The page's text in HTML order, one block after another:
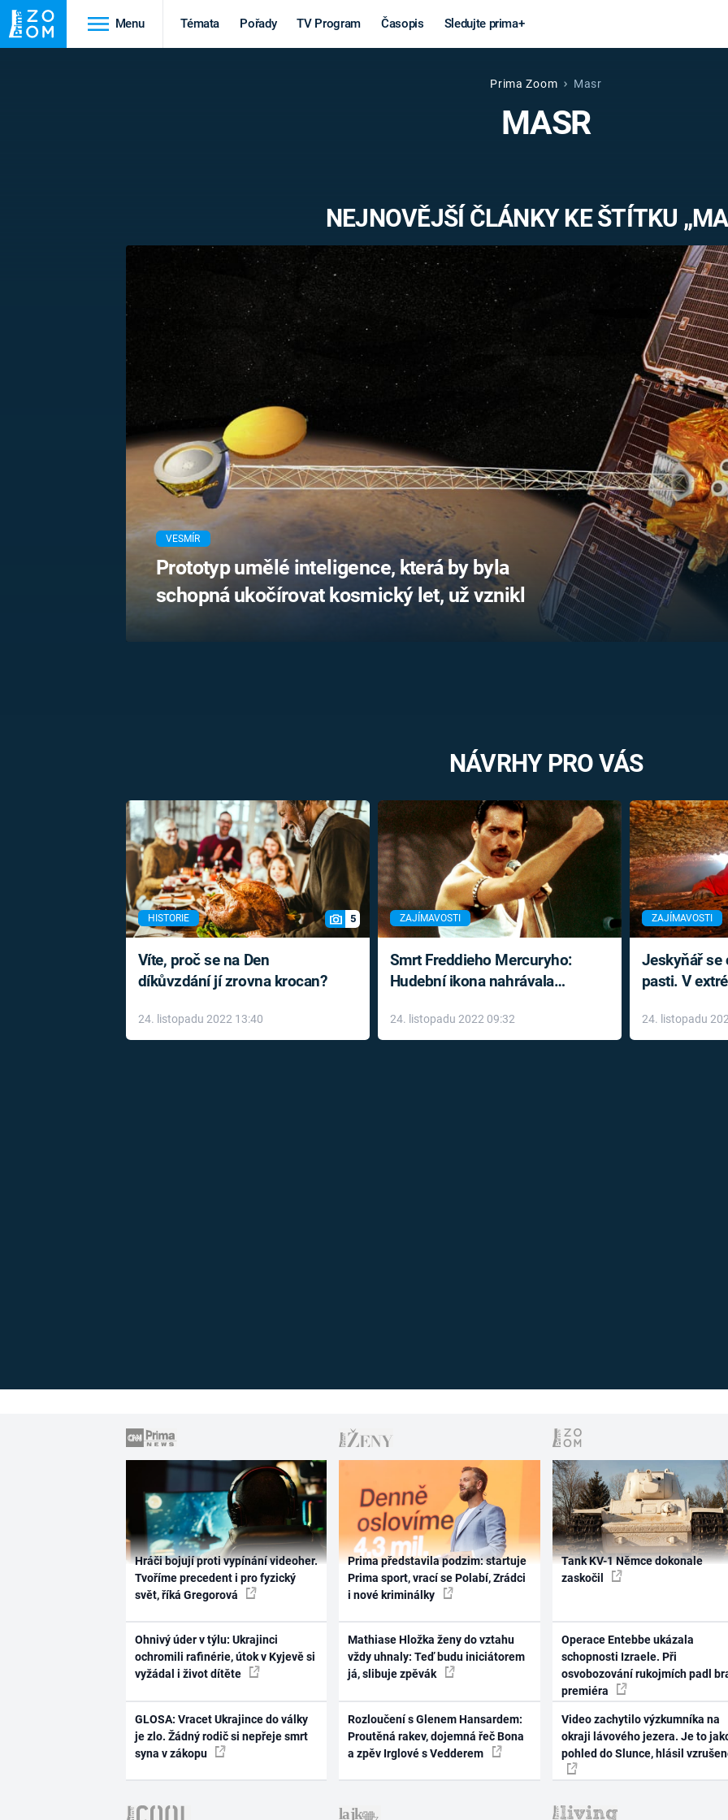
Menu Témata Pořady TV Program Časopis Sledujte prima+
STAROVĚKÝ EGYPT
Věda a
technika
MARS
VÁLEČNÉ
světová válka
Výročí
MARIE TEREZIE
NAPOLEON
BONAPARTE
BRITSKÁ
KRÁLOVSKÁ
RODINA
Záhady a
konspirace
MIMOZEMŠŤANÉ
UTAJENÉ PŘÍBĚHY
ČESKÝCH DĚJIN
ALTERNATIVNÍ
HISTORIE
FILMY
REALITA
HORORY
REALITA
OPTICKÉ
KLAMY
Prima Zoom Masr
MASR
NEJNOVĚJŠÍ ČLÁNKY KE ŠTÍTKU
VESMÍR
Prototyp umělé inteligence, která by byla
schopná ukočírovat kosmický let, už vznikl
NÁVRHY PRO VÁS
HISTORIE 5
Víte, proč se na Den
díkůvzdání jí zrovna krocan?
24. listopadu 2022 13:40
ZAJÍMAVOSTI
Smrt Freddieho Mercuryho:
Hudební ikona nahrávala
léky
24. listopadu 2022 09:32
ZAJÍMAVOSTI
Jeskyňář se
pasti. V
24. listopadu
Hráči bojují proti vypínání videoher.
Tvoříme precedent i pro fyzický
svět, říká Gregorová
Ohnivý úder v týlu: Ukrajinci
ochromili rafinérie, útok v Kyjevě si
vyžádal i život dítěte
GLOSA: Vracet Ukrajince do války
je zlo. Žádný rodič si nepřeje smrt
syna v zákopu
Prima představila podzim: startuje
Prima sport, vrací se Polabí, Zrádci
i nové kriminálky
Mathiase Hložka ženy do vztahu
vždy uhnaly: Teď budu iniciátorem
já, slibuje zpěvák
Rozloučení s Glenem Hansardem:
Proutěná rakev, dojemná řeč Bona
a zpěv Irglové s Vedderem
Tank KV-1 Němce dokonale
zaskočil
Operace Entebbe ukázala
schopnosti Izraele. Při
osvobozování rukojmích padl
premiéra
Video zachytilo výzkumníka na
okraji lávového jezera. Je to
pohled do Slunce, hlásil